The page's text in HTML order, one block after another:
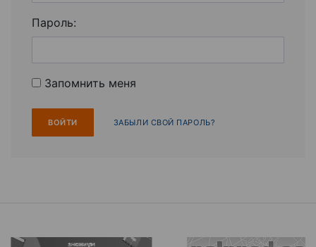
Пароль:
Запомнить меня
ЗАБЫЛИ СВОЙ ПАРОЛЬ?